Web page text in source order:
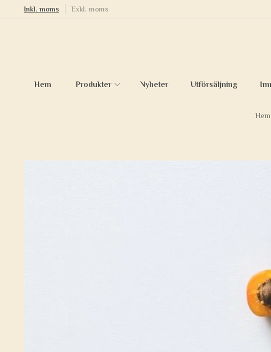
Inkl. moms Exkl. moms
Hem Produkter Nyheter Utförsäljning
Hem